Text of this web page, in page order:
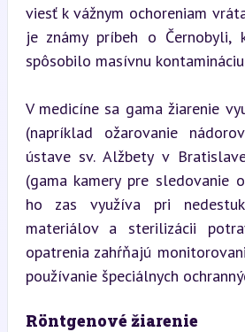
viesť k vážnym ochoreniam
je známy príbeh o Černobyli,
spôsobilo masívnu
V medicíne sa gama žiarenie
(napríklad ožarovanie
ústave sv. Alžbety v
(gama kamery pre sledovanie
ho zas využíva pri
materiálov a sterilizácii
opatrenia zahŕňajú
používanie špeciálnych
Röntgenové žiarenie